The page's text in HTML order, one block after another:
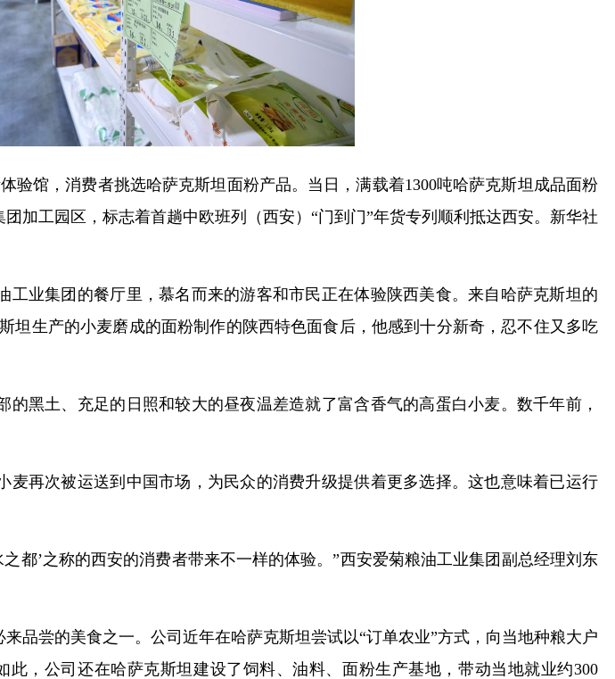
验馆，消费者挑选哈萨克斯坦面粉产品。当日，满载着1300吨哈萨克斯坦成品面粉
加工园区，标志着首趟中欧班列（西安）“门到门”年货专列顺利抵达西安。新华社
业集团的餐厅里，慕名而来的游客和市民正在体验陕西美食。来自哈萨克斯坦的
坦生产的小麦磨成的面粉制作的陕西特色面食后，他感到十分新奇，忍不住又多吃
黑土、充足的日照和较大的昼夜温差造就了富含香气的高蛋白小麦。数千年前，
再次被运送到中国市场，为民众的消费升级提供着更多选择。这也意味着已运行
都’之称的西安的消费者带来不一样的体验。”西安爱菊粮油工业集团副总经理刘东
品尝的美食之一。公司近年在哈萨克斯坦尝试以“订单农业”方式，向当地种粮大户
，公司还在哈萨克斯坦建设了饲料、油料、面粉生产基地，带动当地就业约300